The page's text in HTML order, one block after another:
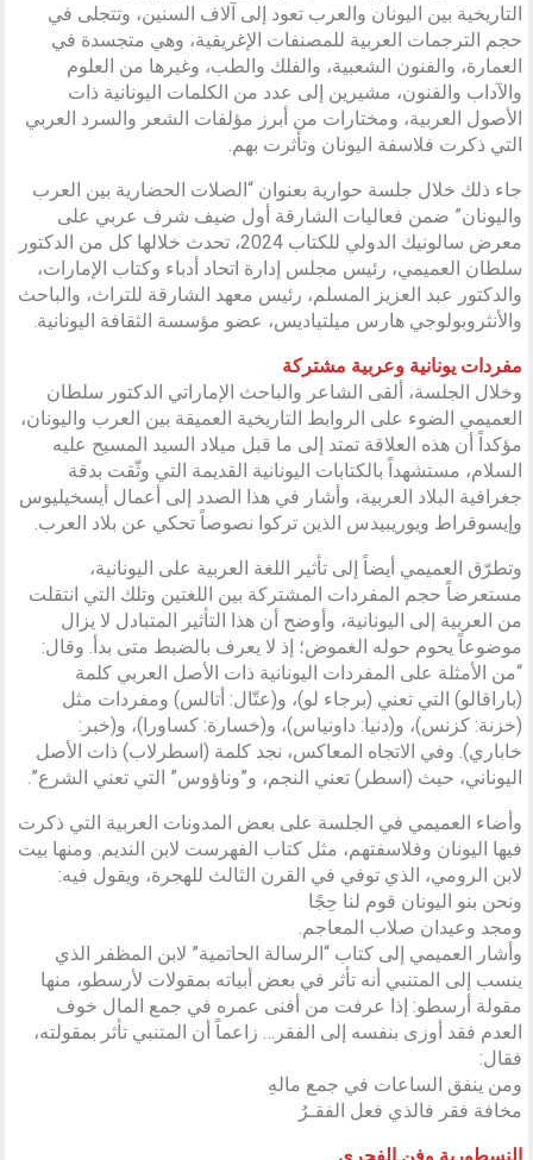
التاريخية بين اليونان والعرب تعود إلى آلاف السنين، وتتجلى في
حجم الترجمات العربية للمصنفات الإغريقية، وهي متجسدة في
العمارة، والفنون الشعبية، والفلك والطب، وغيرها من العلوم
والآداب والفنون، مشيرين إلى عدد من الكلمات اليونانية ذات
الأصول العربية، ومختارات من أبرز مؤلفات الشعر والسرد العربي
التي ذكرت فلاسفة اليونان وتأثرت بهم.
جاء ذلك خلال جلسة حوارية بعنوان “الصلات الحضارية بين العرب
واليونان” ضمن فعاليات الشارقة أول ضيف شرف عربي على
معرض سالونيك الدولي للكتاب 2024، تحدث خلالها كل من الدكتور
سلطان العميمي، رئيس مجلس إدارة اتحاد أدباء وكتاب الإمارات،
والدكتور عبد العزيز المسلم، رئيس معهد الشارقة للتراث، والباحث
والأنثروبولوجي هارس ميلتياديس، عضو مؤسسة الثقافة اليونانية.
مفردات يونانية وعربية مشتركة
وخلال الجلسة، ألقى الشاعر والباحث الإماراتي الدكتور سلطان
العميمي الضوء على الروابط التاريخية العميقة بين العرب واليونان،
مؤكداً أن هذه العلاقة تمتد إلى ما قبل ميلاد السيد المسيح عليه
السلام، مستشهداً بالكتابات اليونانية القديمة التي وثّقت بدقة
جغرافية البلاد العربية، وأشار في هذا الصدد إلى أعمال أيسخيليوس
وإيسوقراط ويوريبيدس الذين تركوا نصوصاً تحكي عن بلاد العرب.
وتطرّق العميمي أيضاً إلى تأثير اللغة العربية على اليونانية،
مستعرضاً حجم المفردات المشتركة بين اللغتين وتلك التي انتقلت
من العربية إلى اليونانية، وأوضح أن هذا التأثير المتبادل لا يزال
موضوعاً يحوم حوله الغموض؛ إذ لا يعرف بالضبط متى بدأ. وقال:
“من الأمثلة على المفردات اليونانية ذات الأصل العربي كلمة
(باراقالو) التي تعني (برجاء لو)، و(عتّال: أتالس) ومفردات مثل
(خزنة: كزنس)، و(دنيا: داونياس)، و(خسارة: كساورا)، و(خبر:
خاباري). وفي الاتجاه المعاكس، نجد كلمة (اسطرلاب) ذات الأصل
اليوناني، حيث (اسطر) تعني النجم، و”وناؤوس” التي تعني الشرع”.
وأضاء العميمي في الجلسة على بعض المدونات العربية التي ذكرت
فيها اليونان وفلاسفتهم، مثل كتاب الفهرست لابن النديم. ومنها بيت
لابن الرومي، الذي توفي في القرن الثالث للهجرة، ويقول فيه:
ونحن بنو اليونان قوم لنا حِجًا
ومجد وعيدان صلاب المعاجم.
وأشار العميمي إلى كتاب “الرسالة الحاتمية” لابن المظفر الذي
ينسب إلى المتنبي أنه تأثر في بعض أبياته بمقولات لأرسطو، منها
مقولة أرسطو: إذا عرفت من أفنى عمره في جمع المال خوف
العدم فقد أوزى بنفسه إلى الفقر… زاعماً أن المتنبي تأثر بمقولته،
فقال:
ومن ينفق الساعات في جمع مالهِ
مخافة فقر فالذي فعل الفقـرُ
النسطورية وفن الفجري